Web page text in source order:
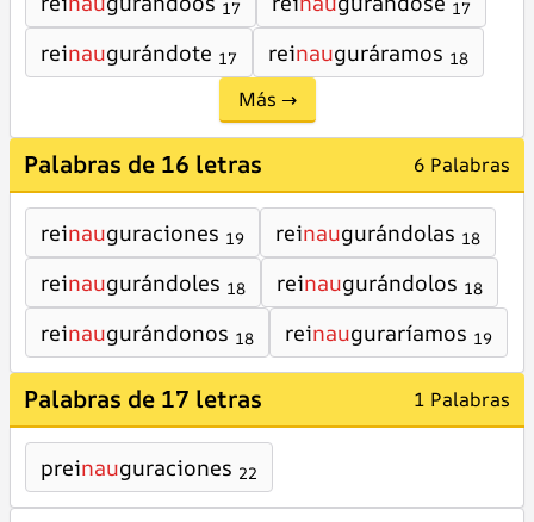
17 17
reinaugurándote 17 reinauguráramos 18
Más →
Palabras de 16 letras 6 Palabras
reinauguraciones 19 reinaugurándolas 18
reinaugurándoles 18 reinaugurándolos 18
reinaugurándonos 18 reinauguraríamos 19
Palabras de 17 letras 1 Palabras
preinauguraciones 22